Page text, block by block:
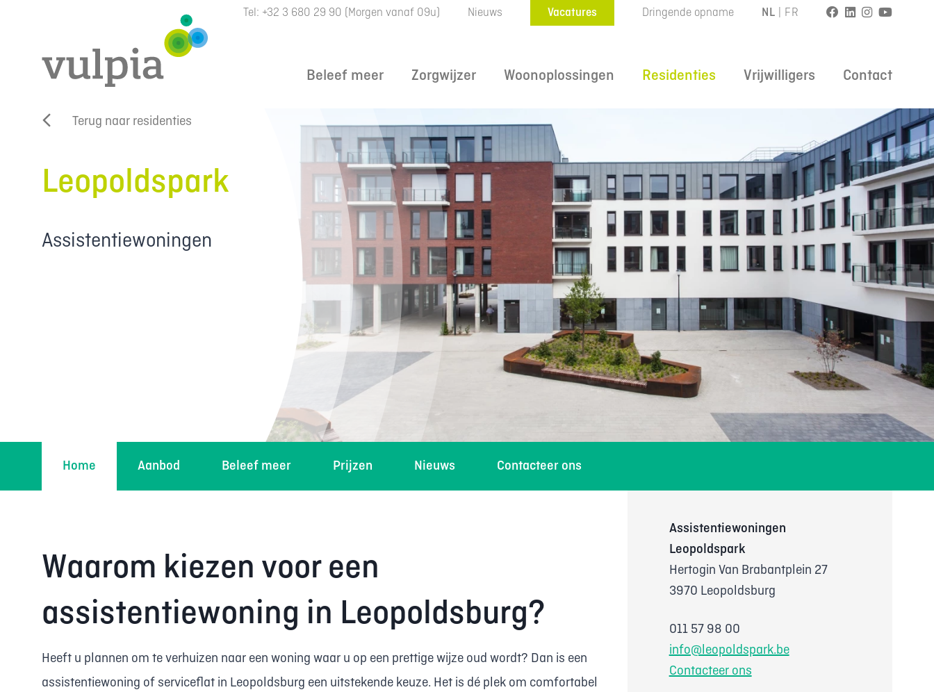
Tel: +32 3 680 29 90 (Morgen vanaf 09u) Nieuws Vacatures Dringende opname NL FR
Beleef meer Zorgwijzer Woonoplossingen Residenties Vrijwilligers Contact
Terug naar residenties
Leopoldspark
Assistentiewoningen
Home Aanbod Beleef meer Prijzen Nieuws Contacteer ons
Waarom kiezen voor een
assistentiewoning in Leopoldsburg?
Heeft u plannen om te verhuizen naar een woning waar u op een prettige wijze oud wordt? Dan is een
assistentiewoning of serviceflat in Leopoldsburg een uitstekende keuze. Het is dé plek om comfortabel
Assistentiewoningen
Leopoldspark
Hertogin Van Brabantplein 27
3970 Leopoldsburg
011 57 98 00
info@leopoldspark.be
Contacteer ons